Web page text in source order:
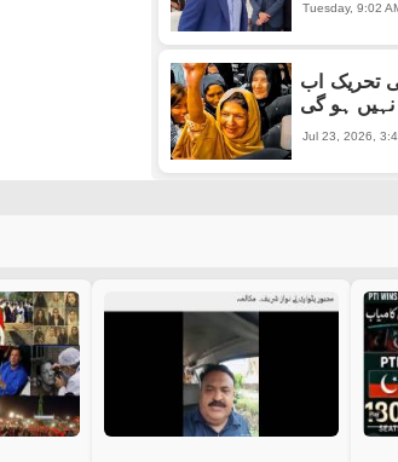
Tuesday, 9:02
تحریک اب
نہیں ہو گی
Jul 23, 2026,